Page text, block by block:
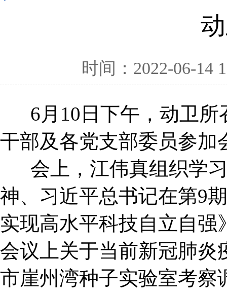
时间：2022-06-14
6月10日下午，动卫所
干部及各党支部委员参加
会上，江伟真组织学习
神、习近平总书记在第9
实现高水平科技自立自强
会议上关于当前新冠肺
市崖州湾种子实验室考察